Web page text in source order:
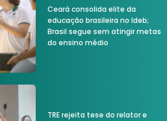
Ceará consolida elite da
educação brasileira no Ideb;
Brasil segue sem atingir metas
do ensino médio
TRE rejeita tese do relator e